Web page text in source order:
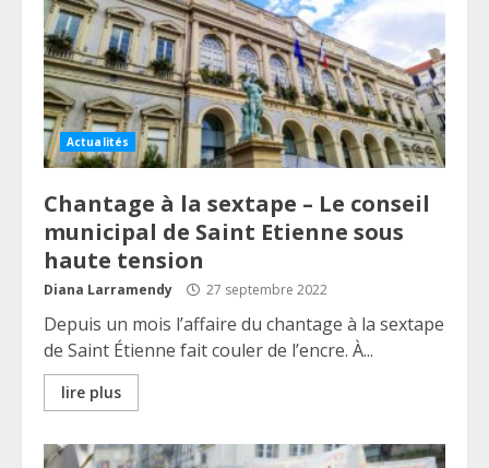
Actualités
Chantage à la sextape – Le conseil
municipal de Saint Etienne sous
haute tension
Diana Larramendy 27 septembre 2022
Depuis un mois l’affaire du chantage à la sextape
de Saint Étienne fait couler de l’encre. À...
lire plus